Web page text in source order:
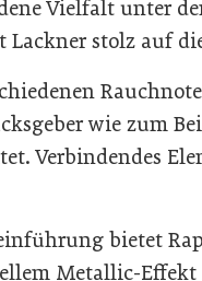
Vielfalt unter
stolz auf
wie zum
Verbindendes
bietet
Metallic-